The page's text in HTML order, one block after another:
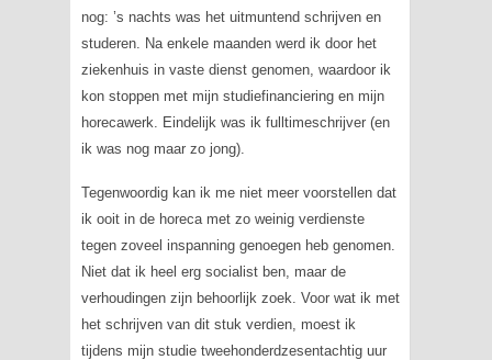
nog: ’s nachts was het uitmuntend schrijven en
studeren. Na enkele maanden werd ik door het
ziekenhuis in vaste dienst genomen, waardoor ik
kon stoppen met mijn studiefinanciering en mijn
horecawerk. Eindelijk was ik fulltimeschrijver (en
ik was nog maar zo jong).
Tegenwoordig kan ik me niet meer voorstellen dat
ik ooit in de horeca met zo weinig verdienste
tegen zoveel inspanning genoegen heb genomen.
Niet dat ik heel erg socialist ben, maar de
verhoudingen zijn behoorlijk zoek. Voor wat ik met
het schrijven van dit stuk verdien, moest ik
tijdens mijn studie tweehonderdzesentachtig uur